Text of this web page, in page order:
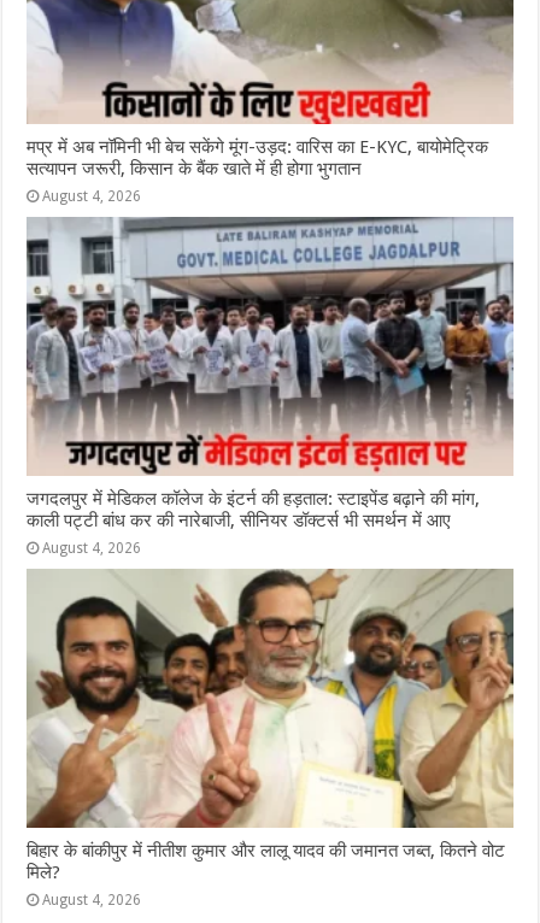
मप्र में अब नॉमिनी भी बेच सकेंगे मूंग-उड़द: वारिस का E-KYC, बायोमेट्रिक
सत्यापन जरूरी, किसान के बैंक खाते में ही होगा भुगतान
August 4, 2026
जगदलपुर में मेडिकल कॉलेज के इंटर्न की हड़ताल: स्टाइपेंड बढ़ाने की मांग,
काली पट्टी बांध कर की नारेबाजी, सीनियर डॉक्टर्स भी समर्थन में आए
August 4, 2026
ब‍िहार के बांकीपुर में न‍ीतीश कुमार और लालू यादव की जमानत जब्‍त, कितने वोट
मिले?
August 4, 2026